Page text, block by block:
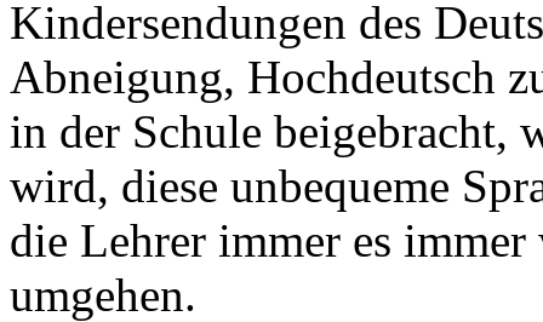
Kindersendungen des
Abneigung, Hochdeutsch
in der Schule beigebracht,
wird, diese unbequeme
die Lehrer immer es
umgehen.